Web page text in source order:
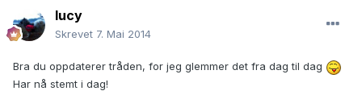
lucy
Skrevet 7. Mai 2014
Bra du oppdaterer tråden, for jeg glemmer det fra dag til dag
Har nå stemt i dag!